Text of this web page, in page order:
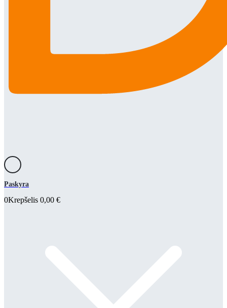
Paskyra
0Krepšelis 0,00 €